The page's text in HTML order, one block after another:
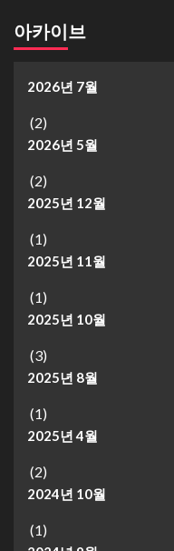
아카이브
2026년 7월
(2)
2026년 5월
(2)
2025년 12월
(1)
2025년 11월
(1)
2025년 10월
(3)
2025년 8월
(1)
2025년 4월
(2)
2024년 10월
(1)